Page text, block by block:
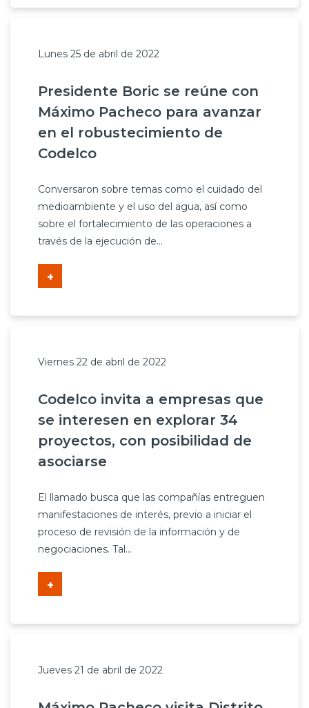
Lunes 25 de abril de 2022
Presidente Boric se reúne con
Máximo Pacheco para avanzar
en el robustecimiento de
Codelco
Conversaron sobre temas como el cuidado del
medioambiente y el uso del agua, así como
sobre el fortalecimiento de las operaciones a
través de la ejecución de...
+
Viernes 22 de abril de 2022
Codelco invita a empresas que
se interesen en explorar 34
proyectos, con posibilidad de
asociarse
El llamado busca que las compañías entreguen
manifestaciones de interés, previo a iniciar el
proceso de revisión de la información y de
negociaciones. Tal...
+
Jueves 21 de abril de 2022